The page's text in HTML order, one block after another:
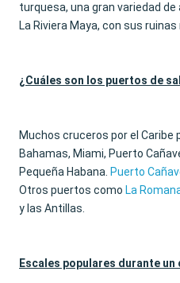
turquesa, una gran variedad
La Riviera Maya, con sus
¿Cuáles son los puertos de
Muchos cruceros por el
Bahamas, Miami, Puerto
Pequeña Habana. Puerto
Otros puertos como La
y las Antillas.
Escales populares durante